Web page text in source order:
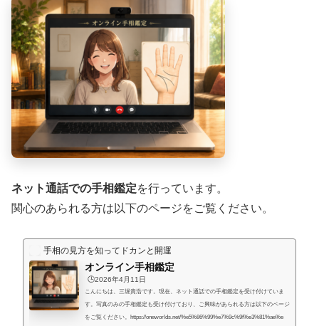
ネット通話での手相鑑定を行っています。
関心のあられる方は以下のページをご覧ください。
手相の見方を知ってドカンと開運
オンライン手相鑑定
🕒️2026年4月11日
こんにちは、三堀貴浩です。現在、ネット通話での手相鑑定を受け付けていま
す。写真のみの手相鑑定も受け付けており、ご興味があられる方は以下のページ
をご覧ください。https://oneworlds.net/%e5%86%99%e7%9c%9f%e3%81%ae%e